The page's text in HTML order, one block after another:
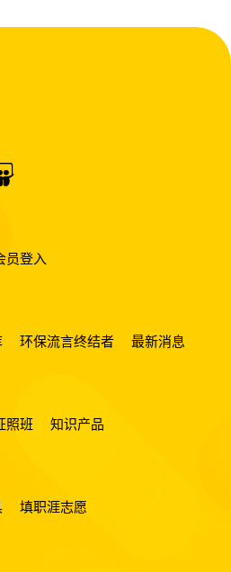
员登入
环保流言终结者 最新消息
照班 知识产品
填职涯志愿